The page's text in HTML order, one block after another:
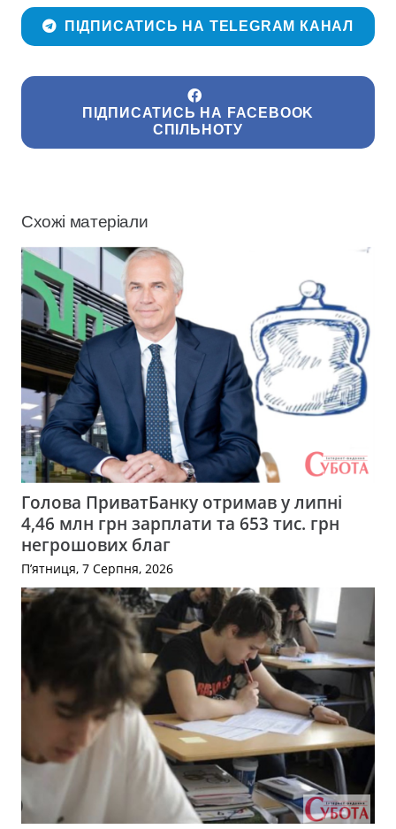
ПІДПИСАТИСЬ НА TELEGRAM КАНАЛ
ПІДПИСАТИСЬ НА FACEBOOK
СПІЛЬНОТУ
Схожі матеріали
Голова ПриватБанку отримав у липні
4,46 млн грн зарплати та 653 тис. грн
негрошових благ
П’ятниця, 7 Серпня, 2026